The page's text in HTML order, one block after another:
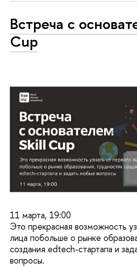
Встреча с
Cup
11 марта, 19:00
Это прекрасная возможность
лица побольше о рынке
создания edtech-стартапа и
вопросы.